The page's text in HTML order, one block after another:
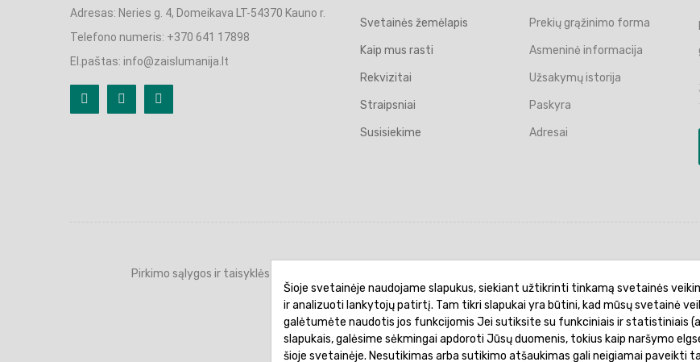
Adresas: Neries g. 4, Domeikava LT-54370 Kauno r.
Telefono numeris: +370 641 17898
El.paštas: info@zaislumanija.lt
Svetainės žemėlapis
Kaip mus rasti
Rekvizitai
Straipsniai
Susisiekime
Prekių grąžinimo forma
Asmeninė informacija
Užsakymų istorija
Paskyra
Adresai
Pirkimo sąlygos ir taisyklės
Šioje svetainėje naudojame slapukus, siekiant užtikrinti tinkamą svetainės
ir analizuoti lankytojų patirtį. Tam tikri slapukai yra būtini, kad mūsų svetainė
galėtumėte naudotis jos funkcijomis Jei sutiksite su funkciniais ir statistiniais
slapukais, galėsime sėkmingai apdoroti Jūsų duomenis, tokius kaip naršymo
šioje svetainėje. Nesutikimas arba sutikimo atšaukimas gali neigiamai paveikti